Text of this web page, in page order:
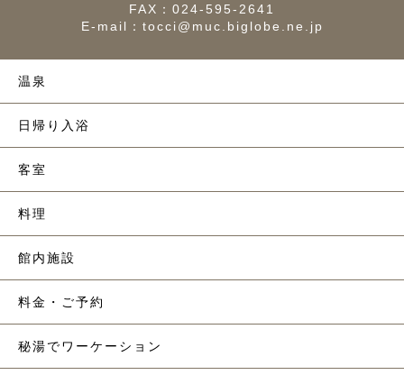
FAX：024-595-2641
E-mail： tocci@muc.biglobe.ne.jp
温泉
日帰り入浴
客室
料理
館内施設
料金・ご予約
秘湯でワーケーション